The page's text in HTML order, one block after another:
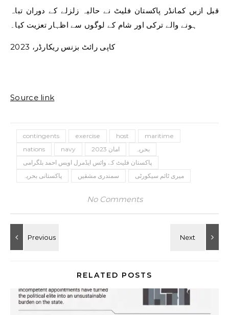
قبل ازیں کمانڈر پاکستان فلیٹ نے حالیہ زلزلے کے دوران تباہ
ہونے والے ترکی اور شام کے لوگوں سے اظہار تعزیت کیا۔
کاپی رائٹ بزنس ریکارڈر، 2023
Source link
contingents exercise host
maritime
nations
navy امان 2023
بحریہ
پاکستان فلیٹ کے وائس ایڈمرل اویس احمد بلگرامی
پاکستانی بحریہ
سمندری مشقیں میری ٹائم سیکورٹی
No Comments
RELATED POSTS